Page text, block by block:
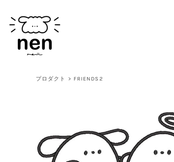
プロダクト > FRIENDS2
ログイン
新規会員登録
カート：0点
USD - United States Dollar